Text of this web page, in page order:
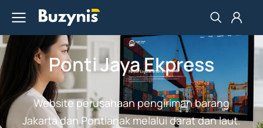
Ponti Jaya Ekpress
Website perusahaan pengiriman barang
Jakarta dan Pontianak melalui darat dan laut.